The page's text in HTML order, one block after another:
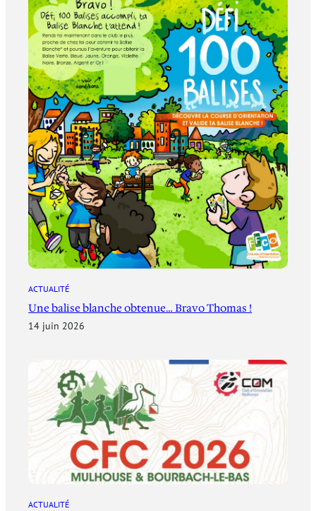
ACTUALITÉ
Une balise blanche obtenue… Bravo Thomas !
14 juin 2026
ACTUALITÉ